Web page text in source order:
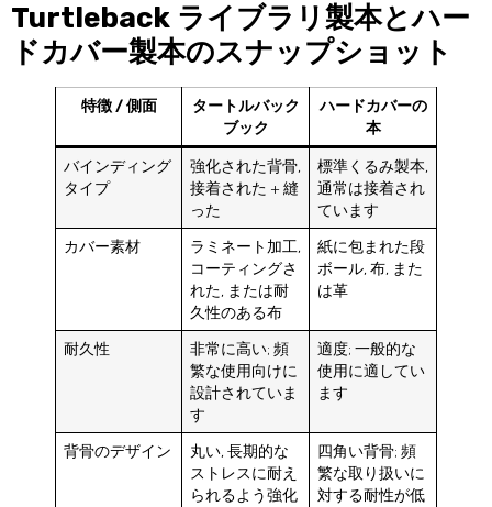
Turtleback ライブラリ製本とハー
ドカバー製本のスナップショット
特徴 / 側面
タートルバック
ブック
ハードカバーの
本
バインディング
タイプ
強化された背骨,
接着された + 縫
った
標準くるみ製本,
通常は接着され
ています
カバー素材
ラミネート加工,
コーティングさ
れた, または耐
久性のある布
紙に包まれた段
ボール, 布, また
は革
耐久性
非常に高い; 頻
繁な使用向けに
設計されていま
す
適度; 一般的な
使用に適してい
ます
背骨のデザイン
丸い, 長期的な
ストレスに耐え
られるよう強化
四角い背骨; 頻
繁な取り扱いに
対する耐性が低